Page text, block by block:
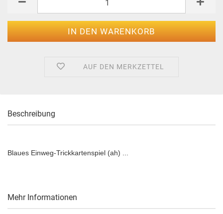
AUF DEN MERKZETTEL
Beschreibung
Blaues Einweg-Trickkartenspiel (ah) ...
Mehr Informationen